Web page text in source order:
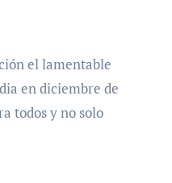
el lamentable
en diciembre de
todos y no solo